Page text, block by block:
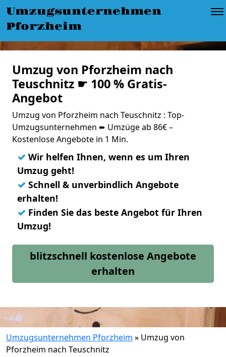
Umzugsunternehmen
Pforzheim
Umzug von Pforzheim nach
Teuschnitz ☛ 100 % Gratis-
Angebot
Umzug von Pforzheim nach Teuschnitz : Top-
Umzugsunternehmen ➨ Umzüge ab 86€ –
Kostenlose Angebote in 1 Min.
✓ Wir helfen Ihnen, wenn es um Ihren
Umzug geht!
✓ Schnell & unverbindlich Angebote
erhalten!
✓ Finden Sie das beste Angebot für Ihren
Umzug!
blitzschnell kostenlose Angebote
erhalten
Umzugsunternehmen Pforzheim » Umzug von
Pforzheim nach Teuschnitz